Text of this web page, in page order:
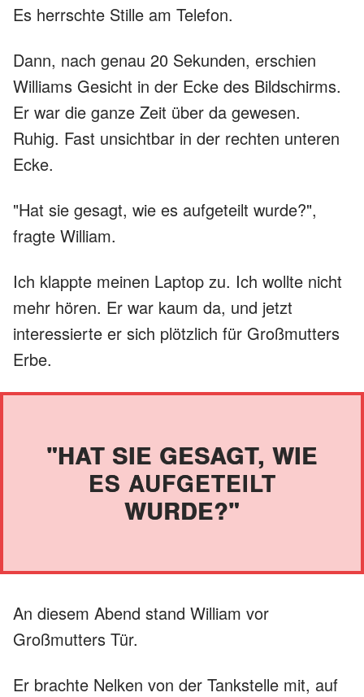
Es herrschte Stille am Telefon.
Dann, nach genau 20 Sekunden, erschien
Williams Gesicht in der Ecke des Bildschirms.
Er war die ganze Zeit über da gewesen.
Ruhig. Fast unsichtbar in der rechten unteren
Ecke.
"Hat sie gesagt, wie es aufgeteilt wurde?",
fragte William.
Ich klappte meinen Laptop zu. Ich wollte nicht
mehr hören. Er war kaum da, und jetzt
interessierte er sich plötzlich für Großmutters
Erbe.
"HAT SIE GESAGT, WIE
ES AUFGETEILT
WURDE?"
An diesem Abend stand William vor
Großmutters Tür.
Er brachte Nelken von der Tankstelle mit, auf